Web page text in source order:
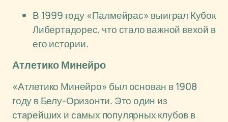
В 1999 году «Палмейрас» выиграл Кубок
Либертадорес, что стало важной вехой в
его истории.
Атлетико Минейро
«Атлетико Минейро» был основан в 1908
году в Белу-Оризонти. Это один из
старейших и самых популярных клубов в